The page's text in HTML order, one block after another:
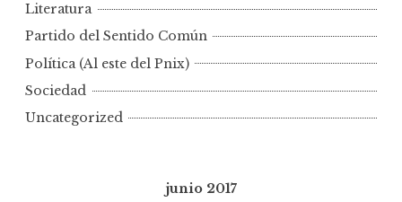
Literatura
Partido del Sentido Común
Política (Al este del Pnix)
Sociedad
Uncategorized
junio 2017